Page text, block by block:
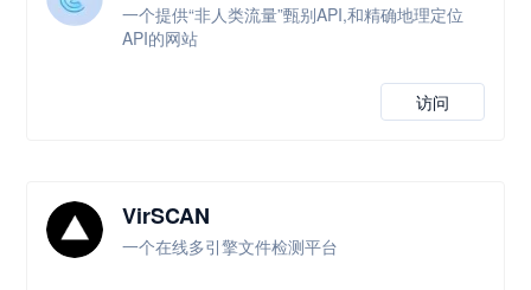
一个提供“非人类流量”甄别API,和精确地理定位
API的网站
访问
VirSCAN
一个在线多引擎文件检测平台